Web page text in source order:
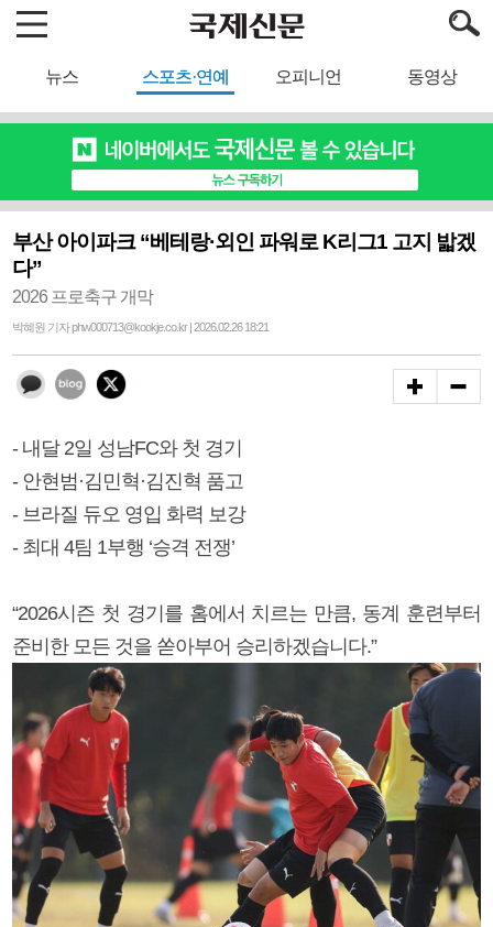
뉴스 스포츠·연예 오피니언 동영상
부산 아이파크 “베테랑·외인 파워로 K리그1 고지 밟겠
다”
2026 프로축구 개막
박혜원 기자 phw000713@kookje.co.kr | 2026.02.26 18:21
- 내달 2일 성남FC와 첫 경기
- 안현범·김민혁·김진혁 품고
- 브라질 듀오 영입 화력 보강
- 최대 4팀 1부행 ‘승격 전쟁’
“2026시즌 첫 경기를 홈에서 치르는 만큼, 동계 훈련부터
준비한 모든 것을 쏟아부어 승리하겠습니다.”